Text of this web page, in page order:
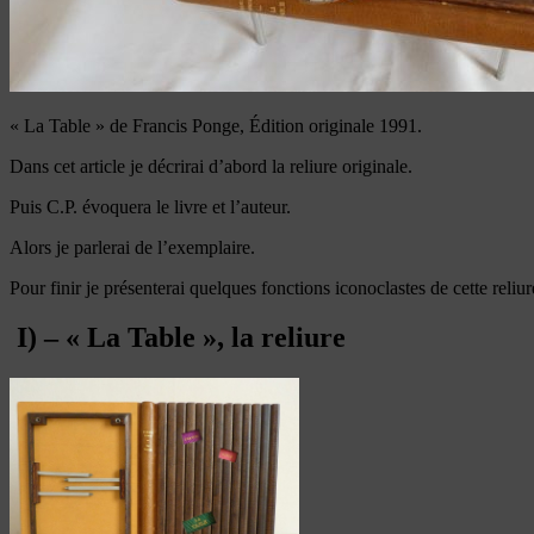
« La Table » de Francis Ponge, Édition originale 1991.
Dans cet article je décrirai d’abord la reliure originale.
Puis C.P. évoquera le livre et l’auteur.
Alors je parlerai de l’exemplaire.
Pour finir je présenterai quelques fonctions iconoclastes de cette
I) – « La Table », la reliure